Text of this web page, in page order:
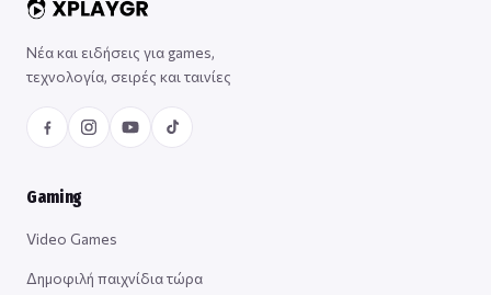
Νέα και ειδήσεις για games,
τεχνολογία, σειρές και ταινίες
Gaming
Video Games
Δημοφιλή παιχνίδια τώρα